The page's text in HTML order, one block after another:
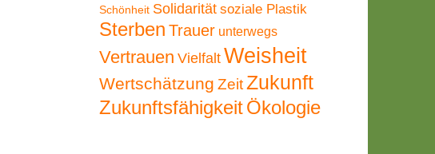
Schönheit Solidarität soziale Plastik
Sterben Trauer unterwegs
Vertrauen Vielfalt Weisheit
Wertschätzung ZeitZukunft
ZukunftsfähigkeitÖkologie